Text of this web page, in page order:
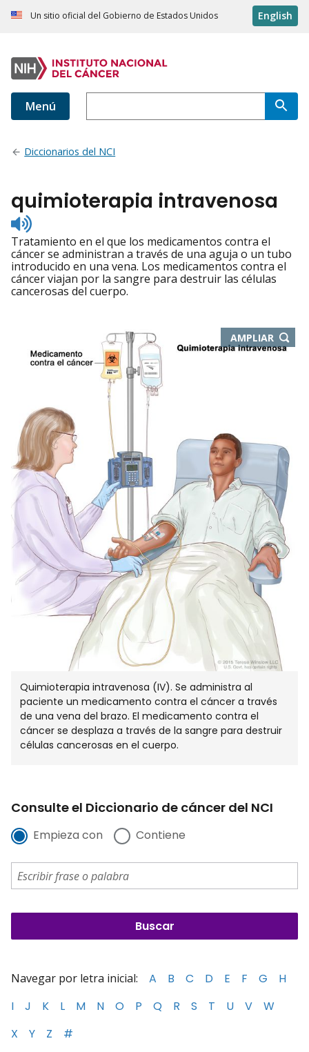
Un sitio oficial del Gobierno de Estados Unidos English
Menú
Diccionarios del NCI
quimioterapia intravenosa
Listen
to
pronunciation
Tratamiento en el que los medicamentos contra el
cáncer se administran a través de una aguja o un tubo
introducido en una vena. Los medicamentos contra el
cáncer viajan por la sangre para destruir las células
cancerosas del cuerpo.
AMPLIAR-
ABRE
Quimioterapia intravenosa (IV). Se administra al
paciente un medicamento contra el cáncer a través
de una vena del brazo. El medicamento contra el
cáncer se desplaza a través de la sangre para destruir
células cancerosas en el cuerpo.
Consulte el Diccionario de cáncer del NCI
Empieza con Contiene
Navegar por letra inicial: A B C D E F G
H
I
J K L M N O P Q R S T U V
W
X
Y Z #